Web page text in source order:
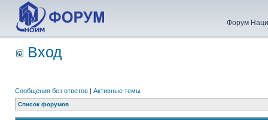
Форум
Вход
Сообщения без ответов | Активные темы
Список форумов